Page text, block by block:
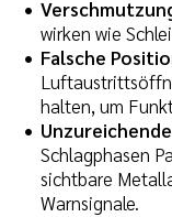
wirken wie
Falsche
halten, um
Schlagphasen
sichtbare
Warnsignale.